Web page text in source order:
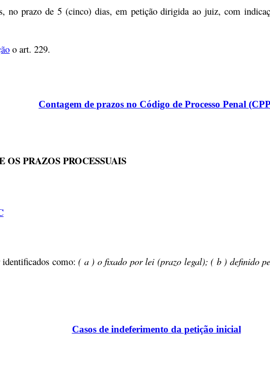
no prazo de 5 (cinco) dias, em petição dirigida ao juiz, com
o art. 229.
Contagem de prazos no Código de Processo Penal
OS PRAZOS PROCESSUAIS
identificados como:( a ) o fixado por lei (prazo legal); ( b ) definido
Casos de indeferimento da petição inicial